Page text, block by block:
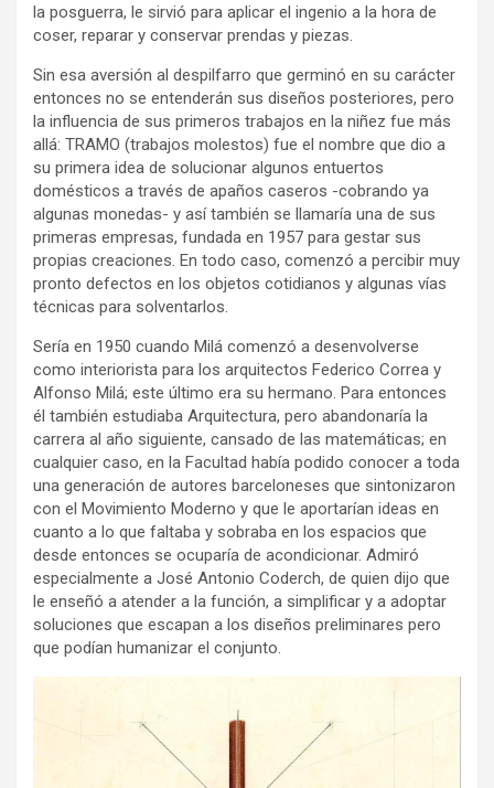
la posguerra, le sirvió para aplicar el ingenio a la hora de
coser, reparar y conservar prendas y piezas.
Sin esa aversión al despilfarro que germinó en su carácter
entonces no se entenderán sus diseños posteriores, pero
la influencia de sus primeros trabajos en la niñez fue más
allá: TRAMO (trabajos molestos) fue el nombre que dio a
su primera idea de solucionar algunos entuertos
domésticos a través de apaños caseros -cobrando ya
algunas monedas- y así también se llamaría una de sus
primeras empresas, fundada en 1957 para gestar sus
propias creaciones. En todo caso, comenzó a percibir muy
pronto defectos en los objetos cotidianos y algunas vías
técnicas para solventarlos.
Sería en 1950 cuando Milá comenzó a desenvolverse
como interiorista para los arquitectos Federico Correa y
Alfonso Milá; este último era su hermano. Para entonces
él también estudiaba Arquitectura, pero abandonaría la
carrera al año siguiente, cansado de las matemáticas; en
cualquier caso, en la Facultad había podido conocer a toda
una generación de autores barceloneses que sintonizaron
con el Movimiento Moderno y que le aportarían ideas en
cuanto a lo que faltaba y sobraba en los espacios que
desde entonces se ocuparía de acondicionar. Admiró
especialmente a José Antonio Coderch, de quien dijo que
le enseñó a atender a la función, a simplificar y a adoptar
soluciones que escapan a los diseños preliminares pero
que podían humanizar el conjunto.